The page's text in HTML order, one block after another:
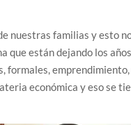
nuestras familias y esto
que están dejando los
formales,
económica y eso se